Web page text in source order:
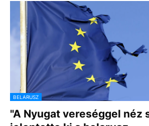
BELARUSZ
"A Nyugat vereséggel néz